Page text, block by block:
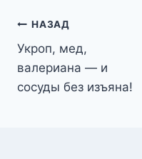
Навигация
по
записям
НАЗАД
Укроп, мед,
валериана — и
сосуды без изъяна!